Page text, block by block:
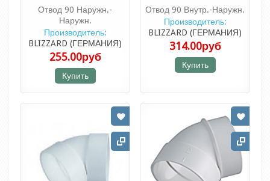
Отвод 90 Наружн.-
Наружн.
Производитель:
BLIZZARD (ГЕРМАНИЯ)
255.00руб
Купить
Отвод 90 Внутр.-Наружн.
Производитель:
BLIZZARD (ГЕРМАНИЯ)
314.00руб
Купить